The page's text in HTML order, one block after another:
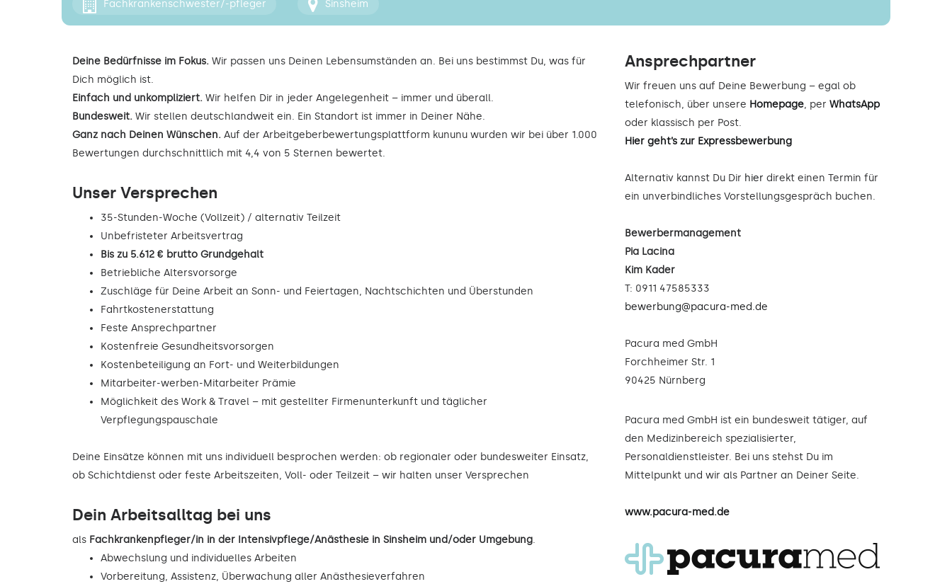
Fachkrankenschwester/-pfleger Sinsheim
Deine Bedürfnisse im Fokus. Wir passen uns Deinen Lebensumständen an. Bei uns bestimmst Du, was für
Dich möglich ist.
Einfach und unkompliziert. Wir helfen Dir in jeder Angelegenheit – immer und überall.
Bundesweit. Wir stellen deutschlandweit ein. Ein Standort ist immer in Deiner Nähe.
Ganz nach Deinen Wünschen. Auf der Arbeitgeberbewertungsplattform kununu wurden wir bei über 1.000
Bewertungen durchschnittlich mit 4,4 von 5 Sternen bewertet.
Unser Versprechen
35-Stunden-Woche (Vollzeit) / alternativ Teilzeit
Unbefristeter Arbeitsvertrag
Bis zu 5.612 € brutto Grundgehalt
Betriebliche Altersvorsorge
Zuschläge für Deine Arbeit an Sonn- und Feiertagen, Nachtschichten und Überstunden
Fahrtkostenerstattung
Feste Ansprechpartner
Kostenfreie Gesundheitsvorsorgen
Kostenbeteiligung an Fort- und Weiterbildungen
Mitarbeiter-werben-Mitarbeiter Prämie
Möglichkeit des Work & Travel – mit gestellter Firmenunterkunft und täglicher
Verpflegungspauschale
Deine Einsätze können mit uns individuell besprochen werden: ob regionaler oder bundesweiter Einsatz,
ob Schichtdienst oder feste Arbeitszeiten, Voll- oder Teilzeit – wir halten unser Versprechen
Dein Arbeitsalltag bei uns
als Fachkrankenpfleger/in in der Intensivpflege/Anästhesie in Sinsheim und/oder Umgebung.
Abwechslung und individuelles Arbeiten
Vorbereitung, Assistenz, Überwachung aller Anästhesieverfahren
Ansprechpartner
Wir freuen uns auf Deine Bewerbung – egal ob
telefonisch, über unsere Homepage, per WhatsApp
oder klassisch per Post.
Hier geht’s zur Expressbewerbung
Alternativ kannst Du Dir hier direkt einen Termin für
ein unverbindliches Vorstellungsgespräch buchen.
Bewerbermanagement
Pia Lacina
Kim Kader
T: 0911 47585333
bewerbung@pacura-med.de
Pacura med GmbH
Forchheimer Str. 1
90425 Nürnberg
Pacura med GmbH ist ein bundesweit tätiger, auf
den Medizinbereich spezialisierter,
Personaldienstleister. Bei uns stehst Du im
Mittelpunkt und wir als Partner an Deiner Seite.
www.pacura-med.de